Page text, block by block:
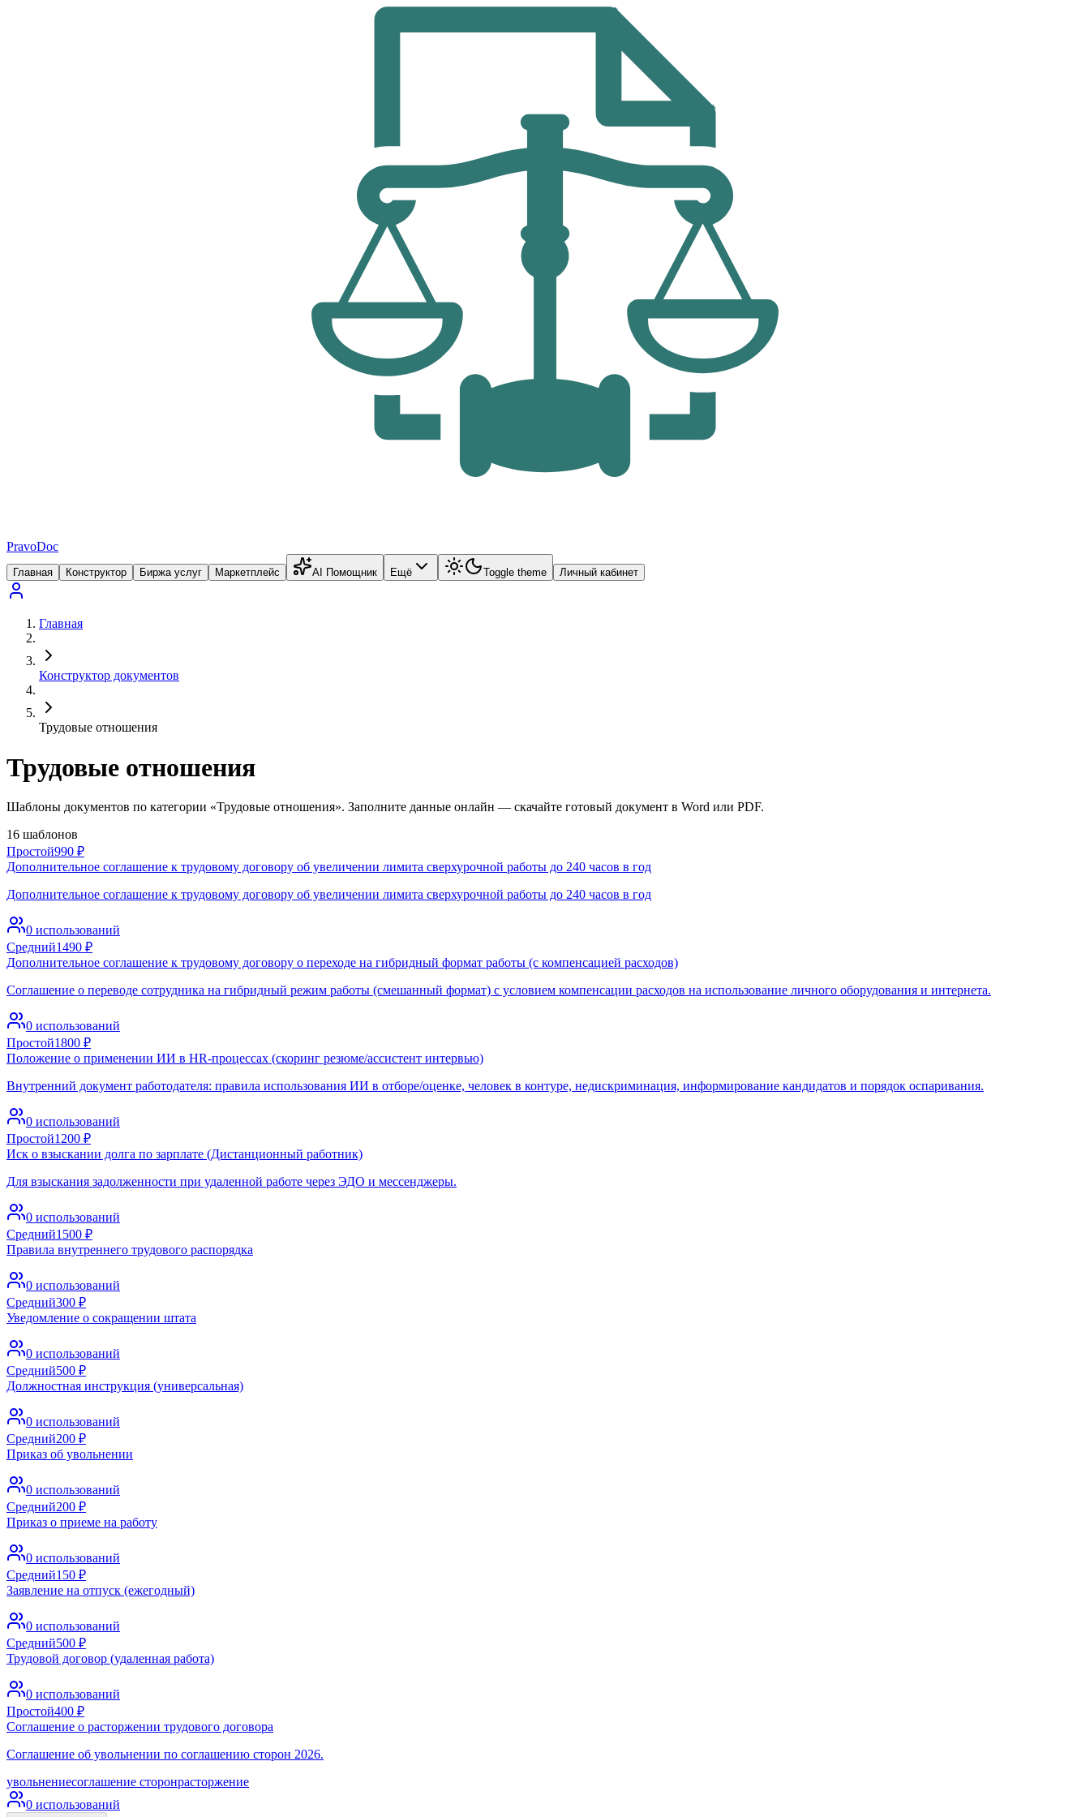
PravoDoc
Главная Конструктор Биржа услуг Маркетплейс AI Помощник Ещё Toggle theme Личный кабинет
Главная
Конструктор документов
Трудовые отношения
Трудовые отношения
Шаблоны документов по категории «Трудовые отношения». Заполните данные онлайн — скачайте готовый документ в Word или PDF.
16 шаблонов
Простой990 ₽
Дополнительное соглашение к трудовому договору об увеличении лимита сверхурочной работы до 240 часов в год
Дополнительное соглашение к трудовому договору об увеличении лимита сверхурочной работы до 240 часов в год
0 использований
Средний1490 ₽
Дополнительное соглашение к трудовому договору о переходе на гибридный формат работы (с компенсацией расходов)
Соглашение о переводе сотрудника на гибридный режим работы (смешанный формат) с условием компенсации расходов на использование личного оборудования и интернета.
0 использований
Простой1800 ₽
Положение о применении ИИ в HR-процессах (скоринг резюме/ассистент интервью)
Внутренний документ работодателя: правила использования ИИ в отборе/оценке, человек в контуре, недискриминация, информирование кандидатов и порядок оспаривания.
0 использований
Простой1200 ₽
Иск о взыскании долга по зарплате (Дистанционный работник)
Для взыскания задолженности при удаленной работе через ЭДО и мессенджеры.
0 использований
Средний1500 ₽
Правила внутреннего трудового распорядка
0 использований
Средний300 ₽
Уведомление о сокращении штата
0 использований
Средний500 ₽
Должностная инструкция (универсальная)
0 использований
Средний200 ₽
Приказ об увольнении
0 использований
Средний200 ₽
Приказ о приеме на работу
0 использований
Средний150 ₽
Заявление на отпуск (ежегодный)
0 использований
Средний500 ₽
Трудовой договор (удаленная работа)
0 использований
Простой400 ₽
Соглашение о расторжении трудового договора
Соглашение об увольнении по соглашению сторон 2026.
увольнениесоглашение сторонрасторжение
0 использований